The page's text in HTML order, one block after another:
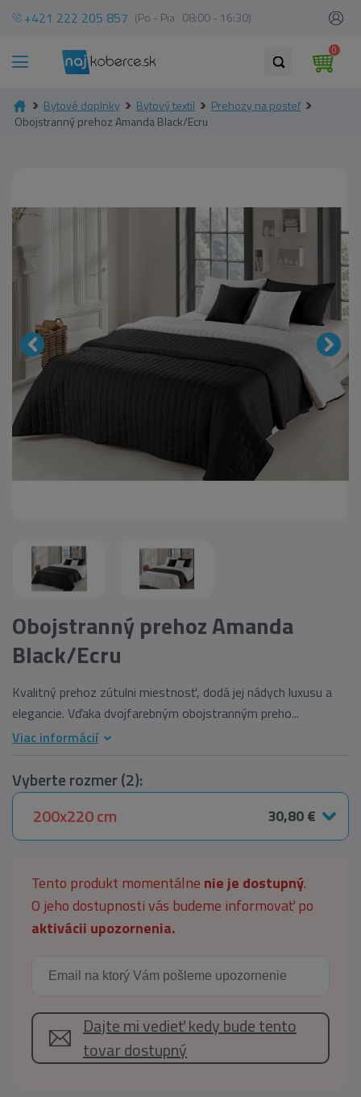
+421 222 205 857 (Po - Pia 08:00 - 16:30)
0
Bytové doplnky Bytový textil
Prehozy na posteľ
Obojstranný prehoz Amanda Black/Ecru
Obojstranný prehoz Amanda
Black/Ecru
Kvalitný prehoz zútulni miestnosť, dodá jej nádych luxusu a
elegancie. Vďaka dvojfarebným obojstranným preho...
Viac informácií
Vyberte rozmer (2):
200x220 cm
30,80 €
Tento produkt momentálne nie je dostupný.
O jeho dostupnosti vás budeme informovať po
aktivácii upozornenia.
Dajte mi vedieť kedy bude tento
tovar dostupný